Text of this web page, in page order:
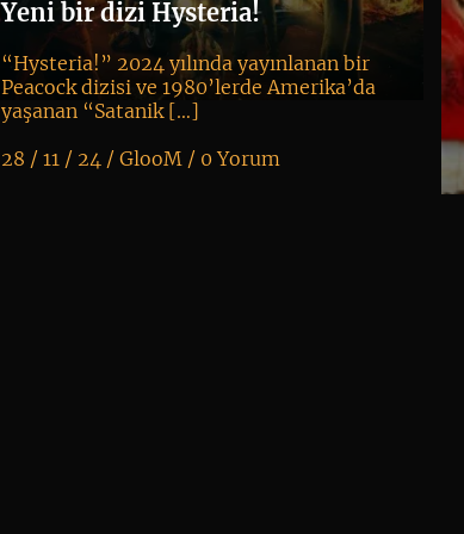
Yeni bir dizi Hysteria!
“Hysteria!” 2024 yılında yayınlanan bir
Peacock dizisi ve 1980’lerde Amerika’da
yaşanan “Satanik […]
28 / 11 / 24 /GlooM / 0 Yorum